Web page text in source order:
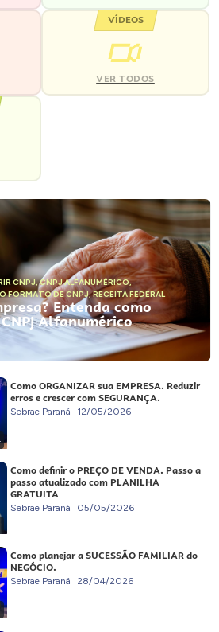
VÍDEOS
VER TODOS
CNPJ,CNPJ ALFANUMÉRICO,
FORMATO DE CNPJ,RECEITA FEDERAL
Entenda como
Alfanumérico
Como ORGANIZAR sua EMPRESA. Reduzir
erros e crescer com SEGURANÇA.
Sebrae Paraná 12/05/2026
Como definir o PREÇO DE VENDA. Passo a
passo atualizado com PLANILHA
GRATUITA
Sebrae Paraná 05/05/2026
Como planejar a SUCESSÃO FAMILIAR do
NEGÓCIO.
Sebrae Paraná 28/04/2026